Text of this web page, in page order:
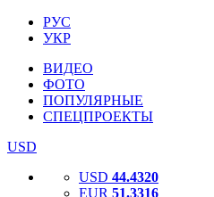
РУС
УКР
ВИДЕО
ФОТО
ПОПУЛЯРНЫЕ
СПЕЦПРОЕКТЫ
USD
USD 44.4320
EUR 51.3316